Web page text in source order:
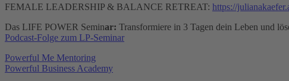
FEMALE LEADERSHIP & BALANCE RETREAT: https://
Das LIFE POWER Seminar: Transformiere in 3 Tagen dein Leben und
Podcast-Folge zum LP-Seminar
Powerful Me Mentoring
Powerful Business Academy